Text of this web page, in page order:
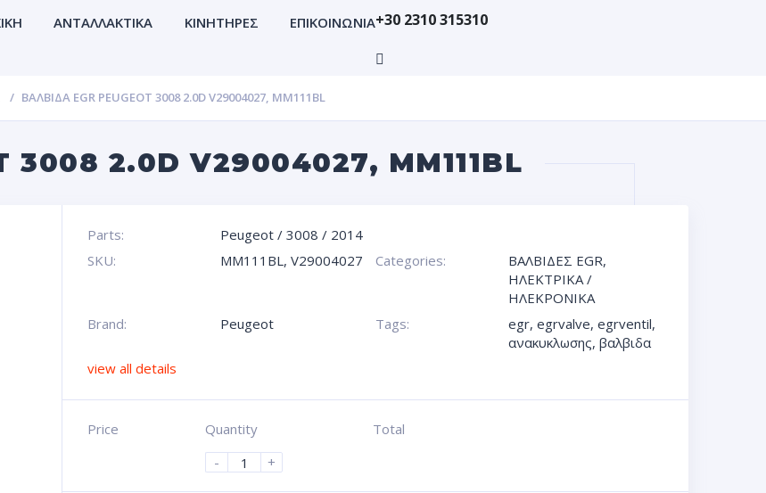
ΑΝΤΑΛΛΑΚΤΙΚΑ ΚΙΝΗΤΗΡΕΣ ΕΠΙΚΟΙΝΩΝΙΑ+30 2310 315310
ΒΑΛΒΙΔΑ EGR PEUGEOT 3008 2.0D V29004027, MM111BL
3008 2.0D V29004027, MM111BL
Parts: Peugeot/ 3008 / 2014
SKU:
MM111BL, V29004027 Categories: ΒΑΛΒΙΔΕΣ EGR,
ΗΛΕΚΤΡΙΚΑ /
ΗΛΕΚΡΟΝΙΚΑ
Brand:
Peugeot Tags: egr, egrvalve, egrventil,
ανακυκλωσης, βαλβιδα
view all details
Price
Quantity
-
+
Total